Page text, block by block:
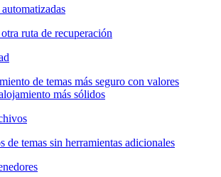
ruta de recuperación
de temas más seguro con valores
más sólidos
de temas sin herramientas adicionales